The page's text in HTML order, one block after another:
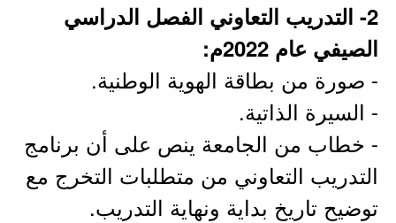
2- التدريب التعاوني الفصل الدراسي
الصيفي عام 2022م:
- صورة من بطاقة الهوية الوطنية.
- السيرة الذاتية.
- خطاب من الجامعة ينص على أن برنامج
التدريب التعاوني من متطلبات التخرج مع
توضيح تاريخ بداية ونهاية التدريب.